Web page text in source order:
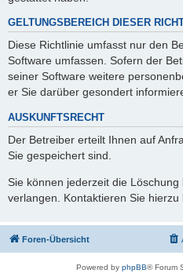
GELTUNGSBEREICH DIESER
Diese Richtlinie umfasst nur den
Software umfassen. Sofern der
seiner Software weitere
er Sie darüber gesondert
AUSKUNFTSRECHT
Der Betreiber erteilt Ihnen auf
Sie gespeichert sind.
Sie können jederzeit die
verlangen. Kontaktieren Sie hierzu
Foren-Übersicht
Powered by phpBB® Forum